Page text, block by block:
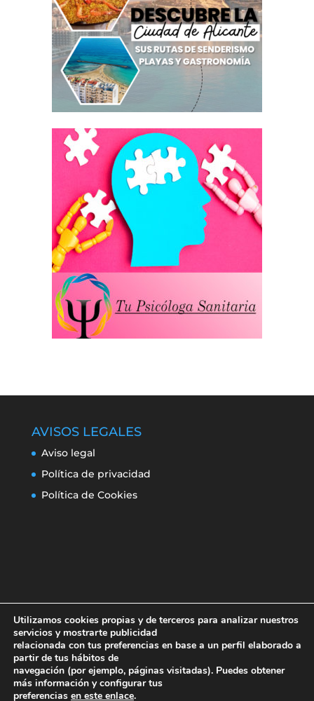
AVISOS LEGALES
Aviso legal
Política de privacidad
Política de Cookies
Aviso legal
Política de privacidad
Política de Cookies
Utilizamos cookies propias y de terceros para analizar nuestros
servicios y mostrarte publicidad
relacionada con tus preferencias en base a un perfil elaborado a
partir de tus hábitos de
navegación (por ejemplo, páginas visitadas). Puedes obtener
más información y configurar tus
preferencias en este enlace.